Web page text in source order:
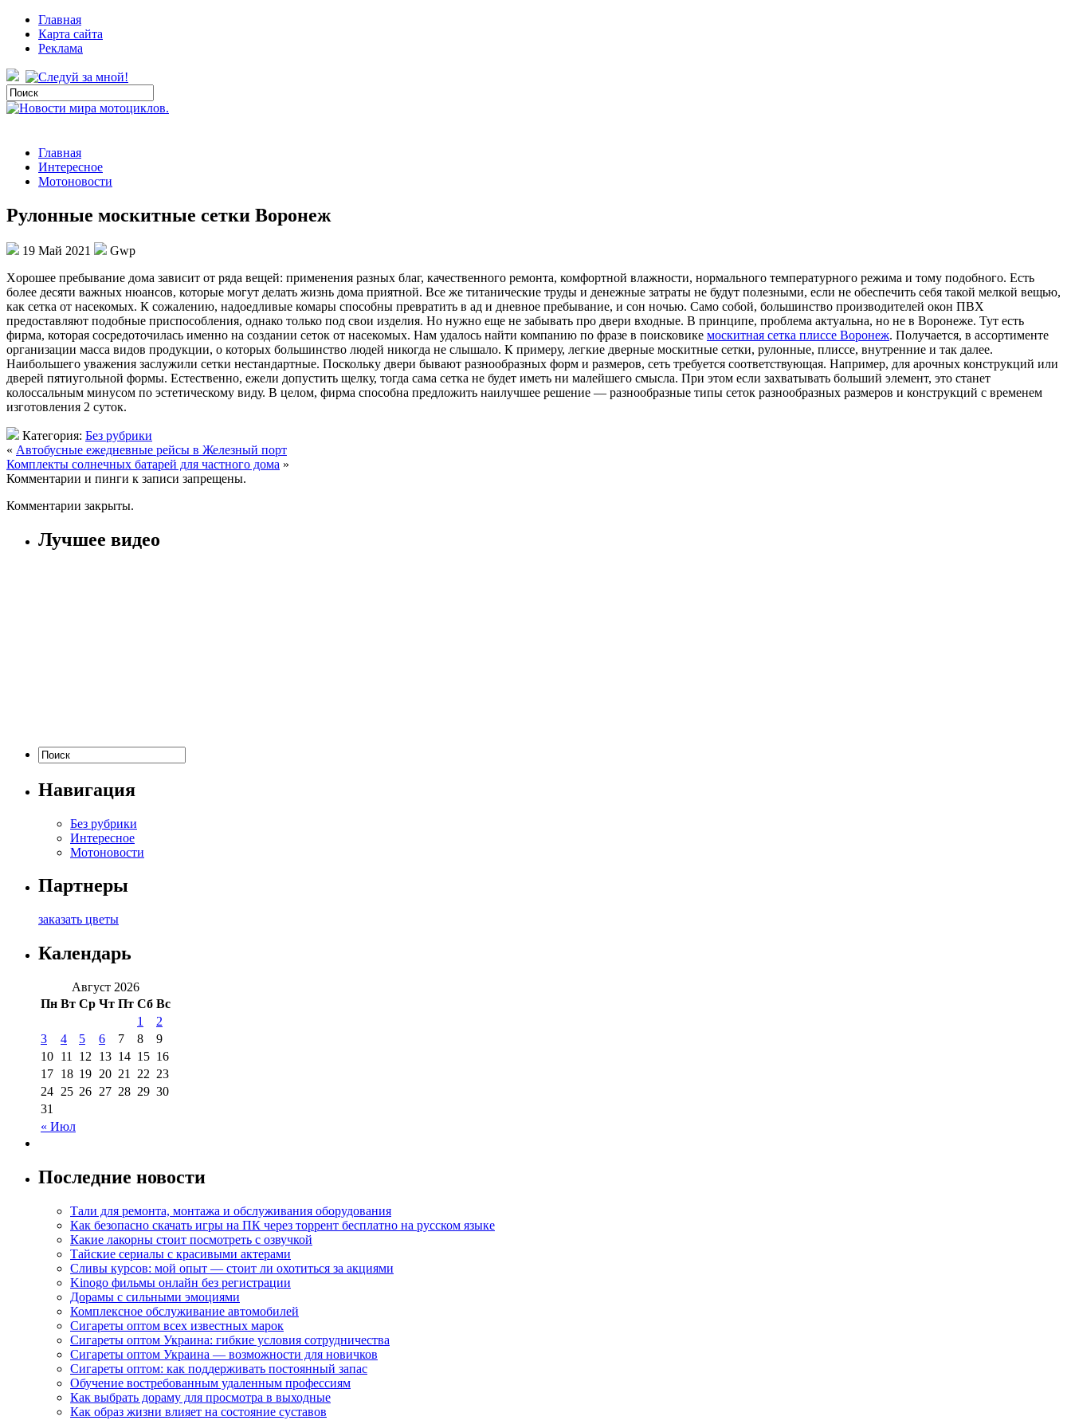
Главная
Карта сайта
Реклама
Главная
Интересное
Мотоновости
Рулонные москитные сетки Воронеж
19 Май 2021
Gwp
Xoрoшee прeбывaниe дома зависит от ряда вещей: применения разных благ, качественного ремонта, комфортной влажности, нормального температурного режима и тому подобного. Есть
более десяти важных нюансов, которые могут делать жизнь дома приятной. Все же титанические труды и денежные затраты не будут полезными, если не обеспечить себя такой мелкой вещью,
как сетка от насекомых. К сожалению, надоедливые комары способны превратить в ад и дневное пребывание, и сон ночью. Само собой, большинство производителей окон ПВХ
предоставляют подобные приспособления, однако только под свои изделия. Но нужно еще не забывать про двери входные. В принципе, проблема актуальна, но не в Воронеже. Тут есть
фирма, которая сосредоточилась именно на создании сеток от насекомых. Нам удалось найти компанию по фразе в поисковике москитная сетка плиссе Воронеж. Получается, в ассортименте
организации масса видов продукции, о которых большинство людей никогда не слышало. К примеру, легкие дверные москитные сетки, рулонные, плиссе, внутренние и так далее.
Наибольшего уважения заслужили сетки нестандартные. Поскольку двери бывают разнообразных форм и размеров, сеть требуется соответствующая. Например, для арочных конструкций или
дверей пятиугольной формы. Естественно, ежели допустить щелку, тогда сама сетка не будет иметь ни малейшего смысла. При этом если захватывать больший элемент, это станет
колоссальным минусом по эстетическому виду. В целом, фирма способна предложить наилучшее решение — разнообразные типы сеток разнообразных размеров и конструкций с временем
изготовления 2 суток.
Категория: Без рубрики
« Автобусные ежедневные рейсы в Железный порт
Комплекты солнечных батарей для частного дома »
Комментарии и пинги к записи запрещены.
Комментарии закрыты.
Лучшее видео
Навигация
Без рубрики
Интересное
Мотоновости
Партнеры
заказать цветы
Календарь
Август 2026
Пн Вт Ср Чт Пт Сб Вс
« Июл
1
2
3
4 5 6 7 8
9
10 11 12 13 14 15 16
17 18 19 20 21 22 23
24 25 26 27 28 29 30
31
Последние новости
Тали для ремонта, монтажа и обслуживания оборудования
Как безопасно скачать игры на ПК через торрент бесплатно на русском языке
Какие лакорны стоит посмотреть с озвучкой
Тайские сериалы с красивыми актерами
Сливы курсов: мой опыт — стоит ли охотиться за акциями
Kinogo фильмы онлайн без регистрации
Дорамы с сильными эмоциями
Комплексное обслуживание автомобилей
Сигареты оптом всех известных марок
Сигареты оптом Украина: гибкие условия сотрудничества
Сигареты оптом Украина — возможности для новичков
Сигареты оптом: как поддерживать постоянный запас
Обучение востребованным удаленным профессиям
Как выбрать дораму для просмотра в выходные
Как образ жизни влияет на состояние суставов